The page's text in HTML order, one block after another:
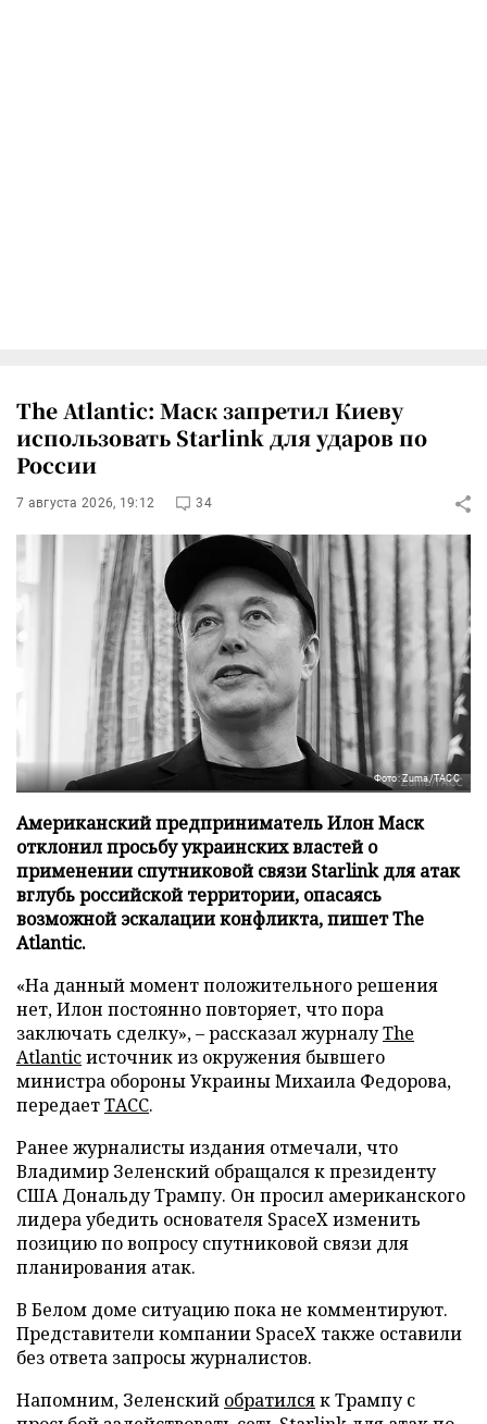
The Atlantic: Маск запретил Киеву
использовать Starlink для ударов по
России
7 августа 2026, 19:12 34
Фото: Zuma/ТАСС
Американский предприниматель Илон Маск
отклонил просьбу украинских властей о
применении спутниковой связи Starlink для атак
вглубь российской территории, опасаясь
возможной эскалации конфликта, пишет The
Atlantic.
«На данный момент положительного решения
нет, Илон постоянно повторяет, что пора
заключать сделку», – рассказал журналуThe
Atlanticисточник из окружения бывшего
министра обороны Украины Михаила Федорова,
передаетТАСС.
Ранее журналисты издания отмечали, что
Владимир Зеленский обращался к президенту
США Дональду Трампу. Он просил американского
лидера убедить основателя SpaceX изменить
позицию по вопросу спутниковой связи для
планирования атак.
В Белом доме ситуацию пока не комментируют.
Представители компании SpaceX также оставили
без ответа запросы журналистов.
Напомним, Зеленский обратилсяк Трампу с